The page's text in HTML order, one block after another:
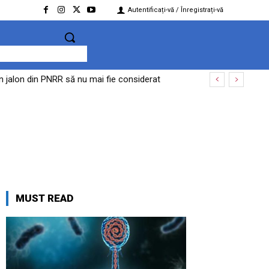
Autentificați-vă / Înregistrați-vă
jalon din PNRR să nu mai fie considerat
MUST READ